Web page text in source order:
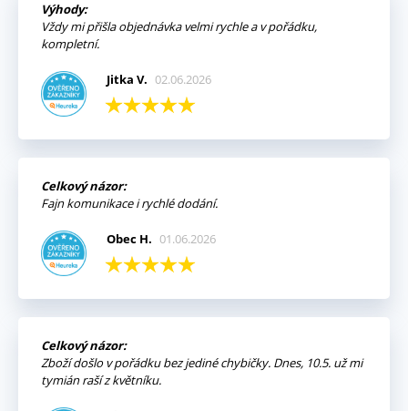
Výhody:
Vždy mi přišla objednávka velmi rychle a v pořádku,
kompletní.
Jitka V. 02.06.2026
Celkový názor:
Fajn komunikace i rychlé dodání.
Obec H. 01.06.2026
Celkový názor:
Zboží došlo v pořádku bez jediné chybičky. Dnes, 10.5. už mi
tymián raší z květníku.